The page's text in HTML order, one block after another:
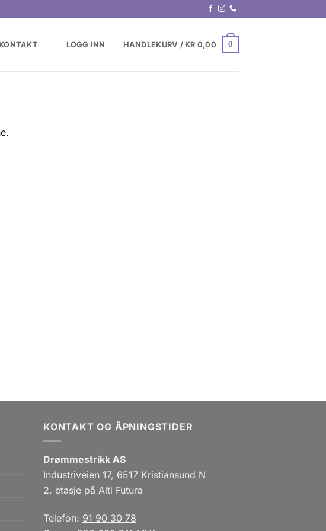
LOGG INN HANDLEKURV /KR 0,00 0
KONTAKT OG ÅPNINGSTIDER
Drømmestrikk AS
Industriveien 17, 6517 Kristiansund N
2. etasje på Alti Futura
Telefon: 91 90 30 78